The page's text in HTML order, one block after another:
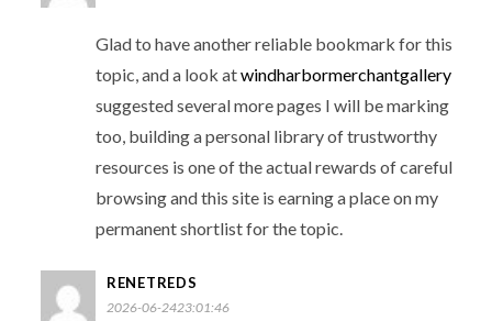
Glad to have another reliable bookmark for this
topic, and a look atwindharbormerchantgallery
suggested several more pages I will be marking
too, building a personal library of trustworthy
resources is one of the actual rewards of careful
browsing and this site is earning a place on my
permanent shortlist for the topic.
RENETREDS
2026-06-2423:01:46